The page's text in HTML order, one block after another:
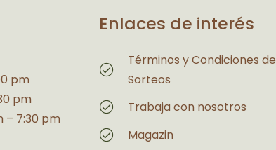
pm
pm
– 7:30 pm
Enlaces de interés
Términos y Condiciones de
Sorteos
Trabaja con nosotros
Magazin